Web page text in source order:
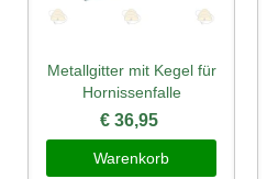
Metallgitter mit Kegel für
Hornissenfalle
€ 36,95
Warenkorb